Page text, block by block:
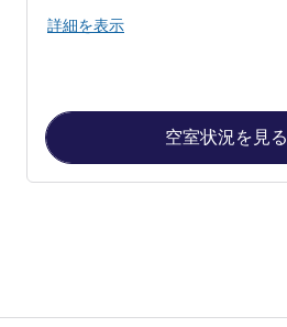
詳細を表示
空室状況を見る